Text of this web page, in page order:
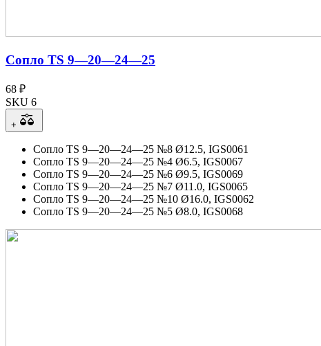
Сопло TS 9—20—24—25
68 ₽
SKU 6
+
Сопло TS 9—20—24—25 №8 Ø12.5, IGS0061
Сопло TS 9—20—24—25 №4 Ø6.5, IGS0067
Сопло TS 9—20—24—25 №6 Ø9.5, IGS0069
Сопло TS 9—20—24—25 №7 Ø11.0, IGS0065
Сопло TS 9—20—24—25 №10 Ø16.0, IGS0062
Сопло TS 9—20—24—25 №5 Ø8.0, IGS0068